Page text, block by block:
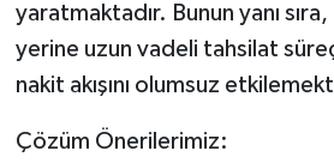
yaratmaktadır. Bunun yanı
yerine uzun vadeli tahsilat
nakit akışını olumsuz
Çözüm Önerilerimiz: